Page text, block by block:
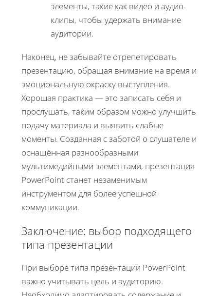
элементы, такие как видео и аудио-
клипы, чтобы удержать внимание
аудитории.
Наконец, не забывайте отрепетировать
презентацию, обращая внимание на время и
эмоциональную окраску выступления.
Хорошая практика — это записать себя и
прослушать, таким образом можно улучшить
подачу материала и выявить слабые
моменты. Созданная с заботой о слушателе и
оснащённая разнообразными
мультимедийными элементами, презентация
PowerPoint станет незаменимым
инструментом для более успешной
коммуникации.
Заключение: выбор подходящего
типа презентации
При выборе типа презентации PowerPoint
важно учитывать цель и аудиторию.